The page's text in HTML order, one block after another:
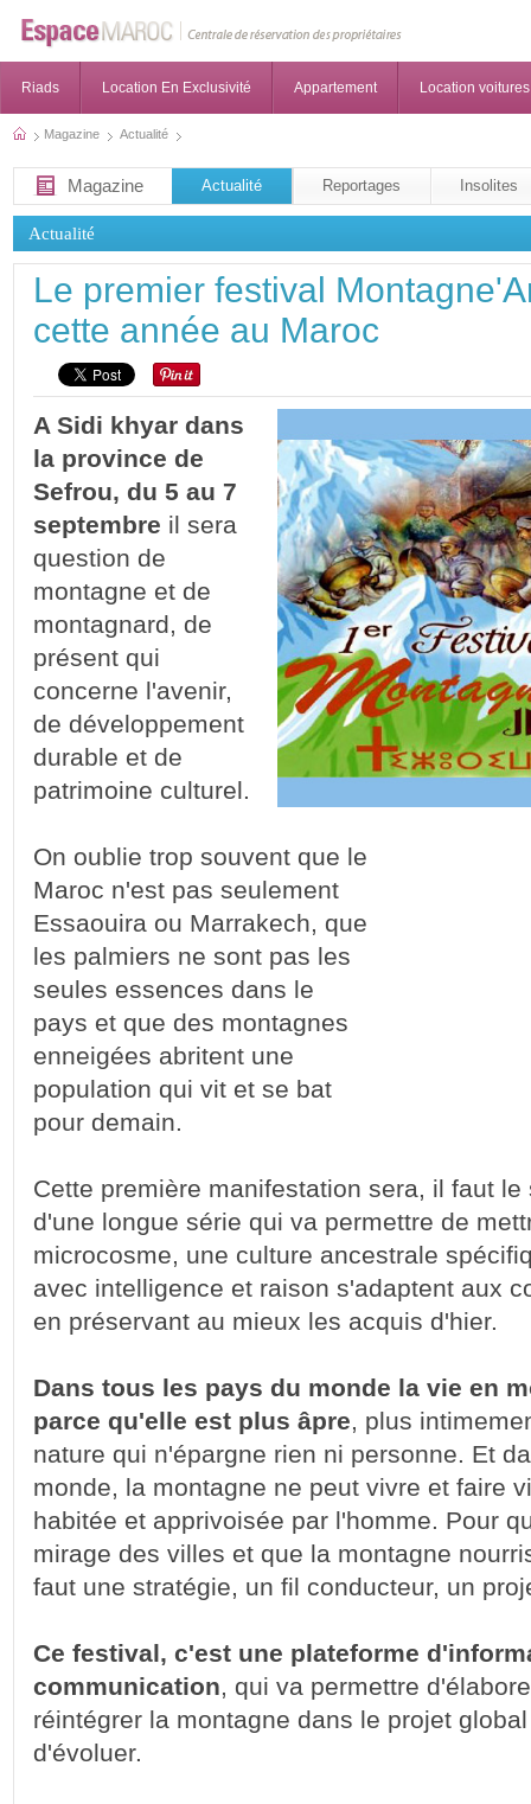
Riads Location En Exclusivité Appartement Location voitures
Magazine Actualité
Magazine Actualité Reportages Insolites
Actualité
Le premier festival
cette année au Maroc
A Sidi khyar dans
la province de
Sefrou, du 5 au 7
septembre il sera
question de
montagne et de
montagnard, de
présent qui
concerne l'avenir,
de développement
durable et de
patrimoine culturel.
On oublie trop souvent que le
Maroc n'est pas seulement
Essaouira ou Marrakech, que
les palmiers ne sont pas les
seules essences dans le
pays et que des montagnes
enneigées abritent une
population qui vit et se bat
pour demain.
Cette première manifestation sera, il faut
d'une longue série qui va permettre de
microcosme, une culture ancestrale
avec intelligence et raison s'adaptent aux
en préservant au mieux les acquis d'hier.
Dans tous les pays du monde la vie en
parce qu'elle est plus âpre, plus
nature qui n'épargne rien ni personne. Et
monde, la montagne ne peut vivre et faire
habitée et apprivoisée par l'homme. Pour
mirage des villes et que la montagne
faut une stratégie, un fil conducteur, un
Ce festival, c'est une plateforme
communication, qui va permettre
réintégrer la montagne dans le projet
d'évoluer.